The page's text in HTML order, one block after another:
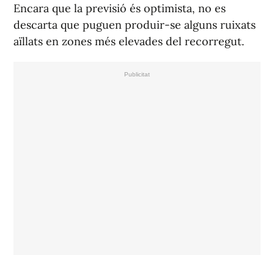
Encara que la previsió és optimista, no es
descarta que puguen produir-se alguns ruixats
aïllats en zones més elevades del recorregut.